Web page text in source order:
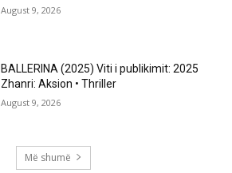
August 9, 2026
BALLERINA (2025) Viti i publikimit: 2025
Zhanri: Aksion • Thriller
August 9, 2026
Më shumë